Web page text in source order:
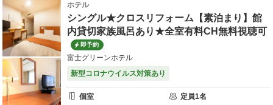
ホテル
シングル★クロスリフォーム【素泊まり】館
内貸切家族風呂あり★全室有料CH無料視聴可
即予約
富士グリーンホテル
新型コロナウイルス対策あり
個室 定員1名